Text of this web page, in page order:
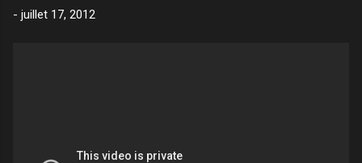
- juillet 17, 2012